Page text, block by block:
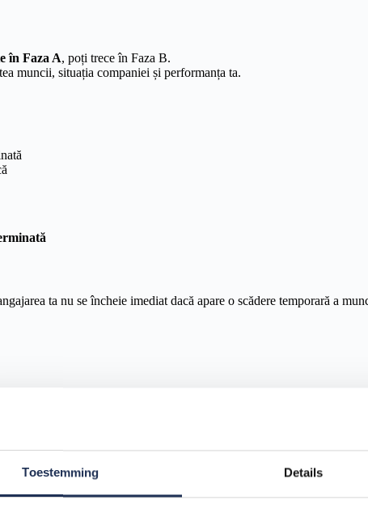
Toestemming Details
în Faza A, poți trece în Faza B.
muncii, situația companiei și performanța ta.
ta nu se încheie imediat dacă apare o scădere temporară a
un anumit grad de flexibilitate.